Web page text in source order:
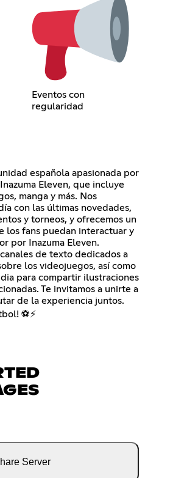
Eventos con
regularidad
española apasionada por
Eleven, que incluye
manga y más. Nos
con las últimas novedades,
y torneos, y ofrecemos un
los fans puedan interactuar y
por Inazuma Eleven.
de texto dedicados a
los videojuegos, así como
para compartir ilustraciones
Te invitamos a unirte a
de la experiencia juntos.
⚽⚡
Server